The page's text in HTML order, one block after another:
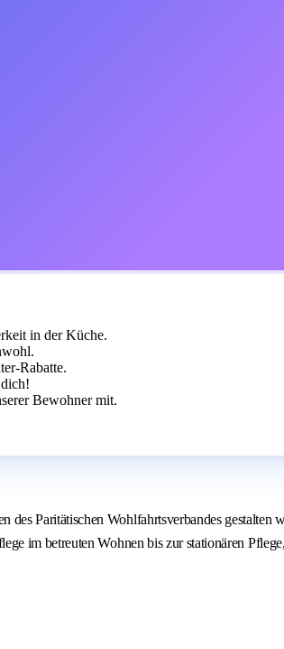
in der Küche.
Rabatte.
Bewohner mit.
Paritätischen Wohlfahrtsverbandes gestalten
im betreuten Wohnen bis zur stationären